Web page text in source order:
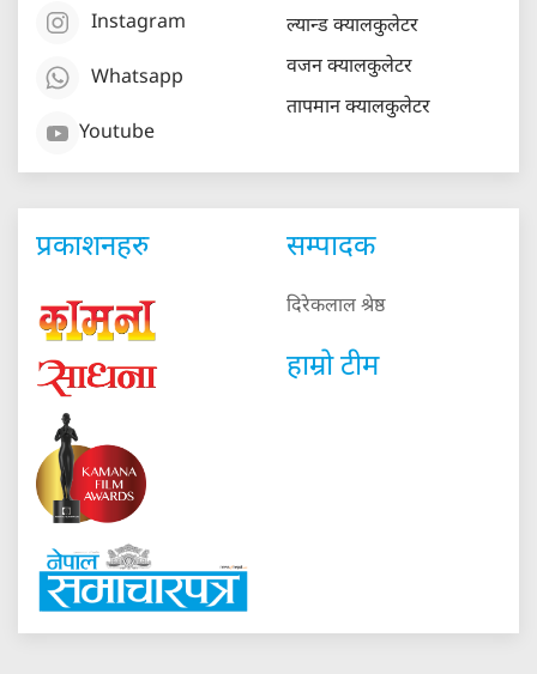
Instagram
Whatsapp
Youtube
ल्यान्ड क्यालकुलेटर
वजन क्यालकुलेटर
तापमान क्यालकुलेटर
प्रकाशनहरु सम्पादक
दिरेकलाल श्रेष्ठ
हाम्रो टीम